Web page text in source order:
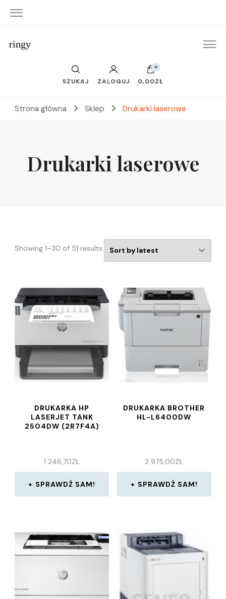
ringy
SZUKAJ ZALOGUJ
0
0,00ZŁ
Strona główna Sklep Drukarki laserowe
Drukarki laserowe
Showing 1–30 of 51 results
DRUKARKA HP
LASERJET TANK
2504DW (2R7F4A)
1 246,70ZŁ
SPRAWDŹ SAM!
DRUKARKA BROTHER
HL-L6400DW
2 975,00ZŁ
SPRAWDŹ SAM!